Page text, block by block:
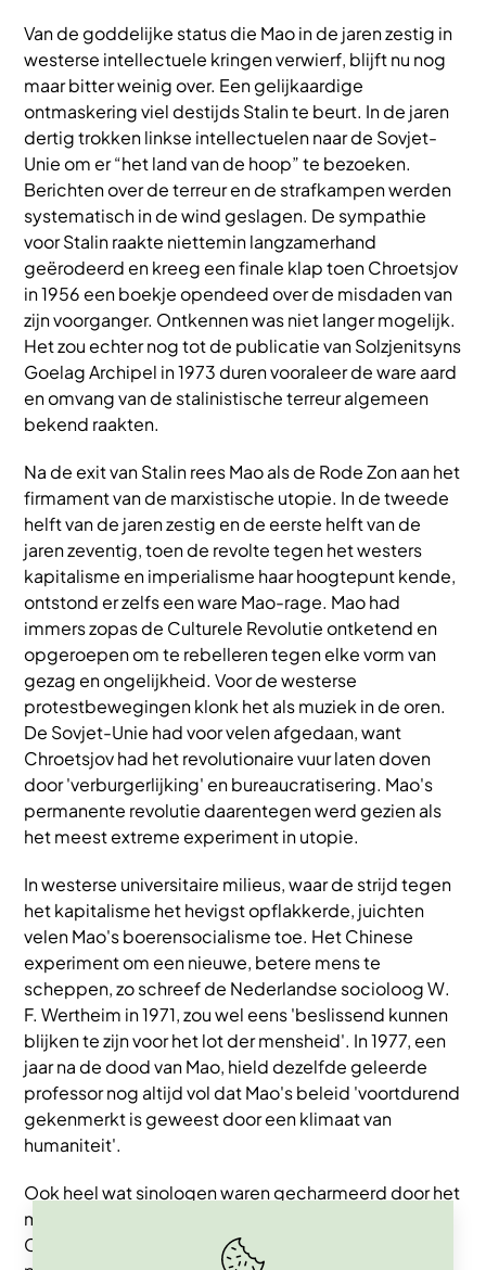
Van de goddelijke status die Mao in de jaren zestig in
westerse intellectuele kringen verwierf, blijft nu nog
maar bitter weinig over. Een gelijkaardige
ontmaskering viel destijds Stalin te beurt. In de jaren
dertig trokken linkse intellectuelen naar de Sovjet-
Unie om er “het land van de hoop” te bezoeken.
Berichten over de terreur en de strafkampen werden
systematisch in de wind geslagen. De sympathie
voor Stalin raakte niettemin langzamerhand
geërodeerd en kreeg een finale klap toen Chroetsjov
in 1956 een boekje opendeed over de misdaden van
zijn voorganger. Ontkennen was niet langer mogelijk.
Het zou echter nog tot de publicatie van Solzjenitsyns
Goelag Archipel in 1973 duren vooraleer de ware aard
en omvang van de stalinistische terreur algemeen
bekend raakten.
Na de exit van Stalin rees Mao als de Rode Zon aan het
firmament van de marxistische utopie. In de tweede
helft van de jaren zestig en de eerste helft van de
jaren zeventig, toen de revolte tegen het westers
kapitalisme en imperialisme haar hoogtepunt kende,
ontstond er zelfs een ware Mao-rage. Mao had
immers zopas de Culturele Revolutie ontketend en
opgeroepen om te rebelleren tegen elke vorm van
gezag en ongelijkheid. Voor de westerse
protestbewegingen klonk het als muziek in de oren.
De Sovjet-Unie had voor velen afgedaan, want
Chroetsjov had het revolutionaire vuur laten doven
door 'verburgerlijking' en bureaucratisering. Mao's
permanente revolutie daarentegen werd gezien als
het meest extreme experiment in utopie.
In westerse universitaire milieus, waar de strijd tegen
het kapitalisme het hevigst opflakkerde, juichten
velen Mao's boerensocialisme toe. Het Chinese
experiment om een nieuwe, betere mens te
scheppen, zo schreef de Nederlandse socioloog W.
F. Wertheim in 1971, zou wel eens 'beslissend kunnen
blijken te zijn voor het lot der mensheid'. In 1977, een
jaar na de dood van Mao, hield dezelfde geleerde
professor nog altijd vol dat Mao's beleid 'voortdurend
gekenmerkt is geweest door een klimaat van
humaniteit'.
Ook heel wat sinologen waren gecharmeerd door het
maoïsme. 'De belangrijkste component van het
Chinese leven ... is de menselijke warmte van het